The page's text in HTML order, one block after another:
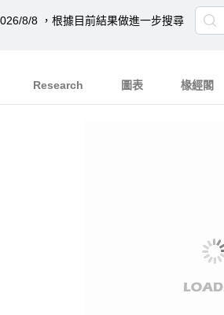
8/8 ，根據目前結果做進一步搜尋
Research 圖表 椽經閣